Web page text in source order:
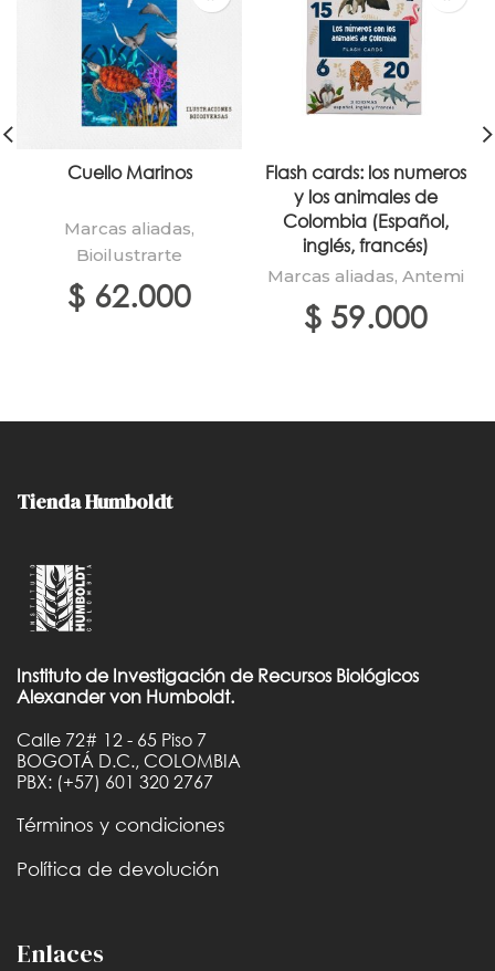
Cuello Marinos
Marcas aliadas,
Bioilustrarte
$ 62.000
Flash cards: los numeros
y los animales de
Colombia (Español,
inglés, francés)
Marcas aliadas, Antemi
$ 59.000
Tienda Humboldt
Instituto de Investigación de Recursos Biológicos
Alexander von Humboldt.
Calle 72# 12 - 65 Piso 7
BOGOTÁ D.C., COLOMBIA
PBX: (+57) 601 320 2767
Términos y condiciones
Política de devolución
Enlaces